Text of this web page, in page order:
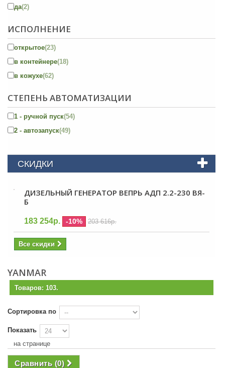
да(2)
ИСПОЛНЕНИЕ
открытое(23)
в контейнере(18)
в кожухе(62)
СТЕПЕНЬ АВТОМАТИЗАЦИИ
1 - ручной пуск(54)
2 - автозапуск(49)
СКИДКИ
ДИЗЕЛЬНЫЙ ГЕНЕРАТОР ВЕПРЬ АДП 2.2-230 ВЯ-
Б
183 254р. -10% 203 616р.
Все скидки
YANMAR
Товаров: 103.
Сортировка по
Показать
на странице
Сравнить (0)